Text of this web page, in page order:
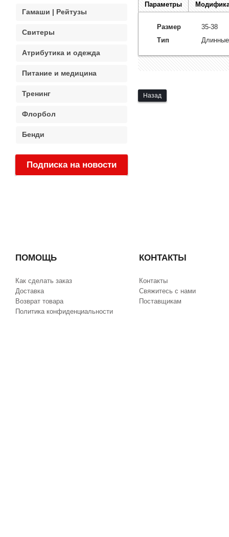
Параметры
Размер
35-38
Тип
Длинные
Назад
Гамаши | Рейтузы
Свитеры
Атрибутика и одежда
Питание и медицина
Тренинг
Флорбол
Бенди
Подписка на новости
ПОМОЩЬ
Как сделать заказ
Доставка
Возврат товара
Политика конфиденциальности
КОНТАКТЫ
Контакты
Свяжитесь с нами
Поставщикам